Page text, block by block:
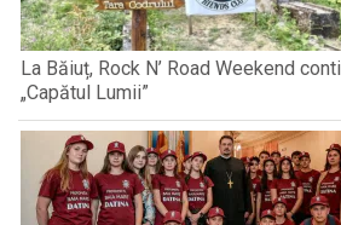
La Băiuț, Rock N’ Road Weekend
„Capătul Lumii”